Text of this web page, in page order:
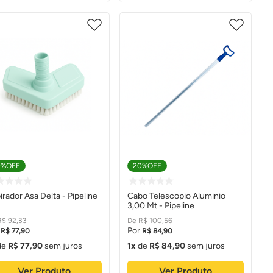
OFF
Asa Delta - Pipeline
92,33
R$ 77,90
R$77,90sem juros
20%OFF
Cabo Telescopio Aluminio
3,00 Mt - Pipeline
R$ 100,56
R$ 84,90
1 de R$84,90sem juros